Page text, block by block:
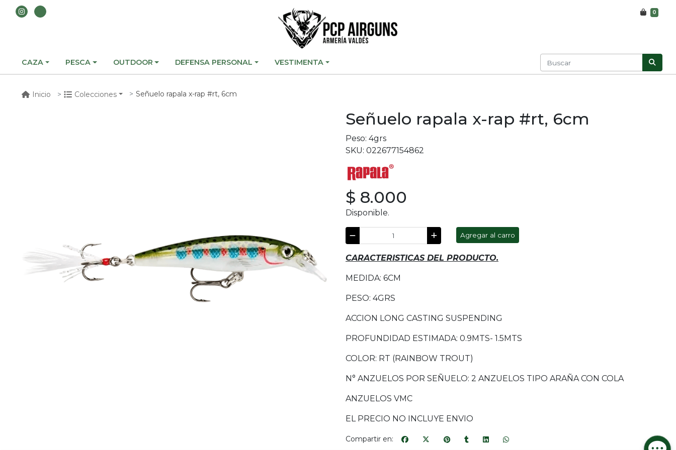
0
CAZA PESCA OUTDOOR DEFENSA PERSONAL VESTIMENTA
Inicio Colecciones Señuelo rapala x-rap #rt, 6cm
Señuelo rapala x-rap #rt, 6cm
Peso: 4grs
SKU: 022677154862
$ 8.000
Disponible.
Agregar al carro
CARACTERISTICAS DEL PRODUCTO.
MEDIDA: 6CM
PESO: 4GRS
ACCION LONG CASTING SUSPENDING
PROFUNDIDAD ESTIMADA: 0.9MTS- 1.5MTS
COLOR: RT (RAINBOW TROUT)
N° ANZUELOS POR SEÑUELO: 2 ANZUELOS TIPO ARAÑA CON COLA
ANZUELOS VMC
EL PRECIO NO INCLUYE ENVIO
Compartir en: